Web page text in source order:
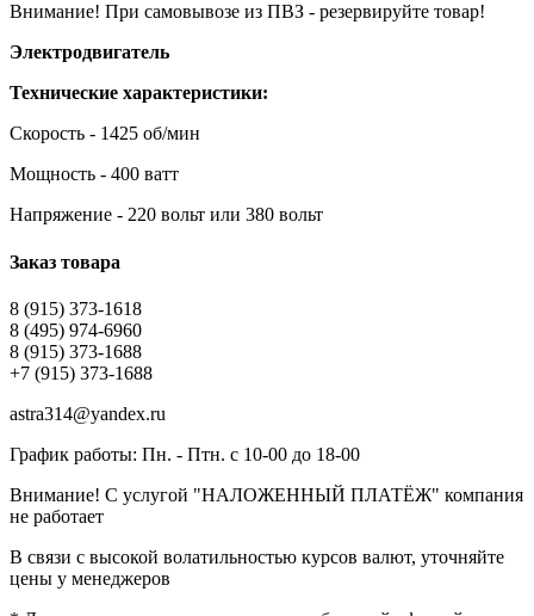
Внимание! При самовывозе из ПВЗ - резервируйте товар!
Электродвигатель
Технические характеристики:
Скорость - 1425 об/мин
Мощность - 400 ватт
Напряжение - 220 вольт или 380 вольт
Заказ товара
8 (915) 373-1618
8 (495) 974-6960
8 (915) 373-1688
+7 (915) 373-1688
astra314@yandex.ru
График работы: Пн. - Птн. с 10-00 до 18-00
Внимание! С услугой "НАЛОЖЕННЫЙ ПЛАТЁЖ" компания
не работает
В связи с высокой волатильностью курсов валют, уточняйте
цены у менеджеров